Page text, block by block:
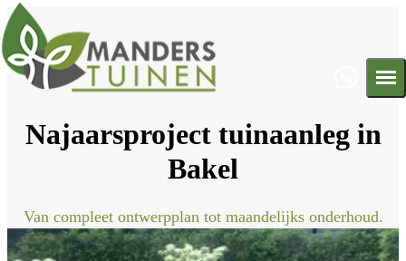
Ontwerp
Projecten
Contact
Najaarsproject tuinaanleg in
Bakel
Van compleet ontwerpplan tot maandelijks onderhoud.